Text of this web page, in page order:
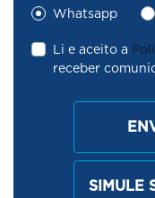
Whatsapp
Li e aceito a
receber
SIMULE